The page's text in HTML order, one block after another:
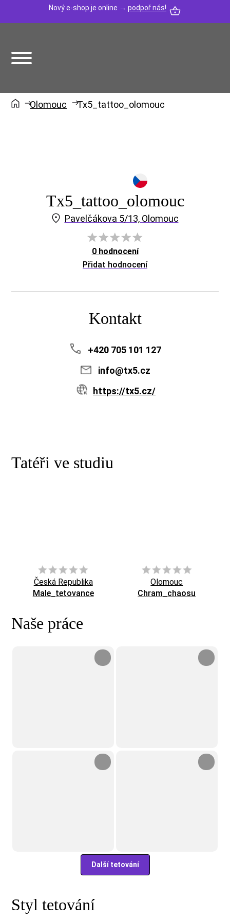
Nový e-shop je online → podpoř nás!
Olomouc Tx5_tattoo_olomouc
Tx5_tattoo_olomouc
Pavelčákova 5/13, Olomouc
0 hodnocení
Přidat hodnocení
Kontakt
+420 705 101 127
info@tx5.cz
https://tx5.cz/
Tatéři ve studiu
Česká Republika
Male_tetovance
Olomouc
Chram_chaosu
Naše práce
Další tetování
Styl tetování